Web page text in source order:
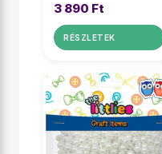
3 890 Ft
RÉSZLETEK